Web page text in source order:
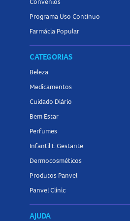
Programa Uso Contínuo
Farmácia Popular
CATEGORIAS
Beleza
Medicamentos
Cuidado Diário
Bem Estar
Perfumes
Infantil E Gestante
Dermocosméticos
Produtos Panvel
Panvel Clinic
AJUDA